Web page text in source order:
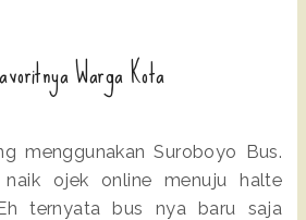
Warga Kota
menggunakan Suroboyo Bus.
ojek online menuju halte
ternyata bus nya baru saja